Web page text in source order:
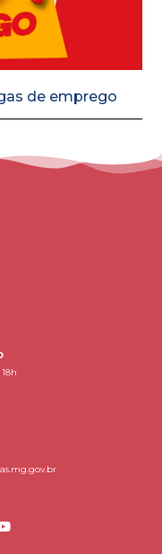
de emprego